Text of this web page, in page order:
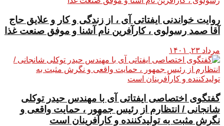
روایت خواندنی ایفتاتی آی ، از زندگی و کار و علایق حاج
آقا صمد رسولوی ، کارآفرین نام آشنا و موفق صنعت غذا
مرداد ۲۳, ۱۴۰۱
گفتگوی اختصاصی ایفتاتی آی با مهندس حیدر توکلی
شانجانی / انتظارم از رئیس جمهور ، حمایت واقعی و
نگرش مثبت به تولیدکننده و کارآفرینان است